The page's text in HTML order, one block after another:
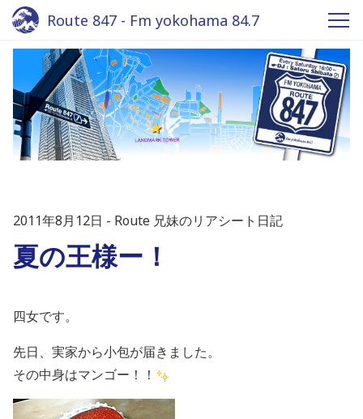
Route 847 - Fm yokohama 84.7
2011年8月12日 Route 兄妹のリアシート日記
夏の王様ー！
四女です。
先日、実家から小包が届きました。
その中身はマンゴー！！